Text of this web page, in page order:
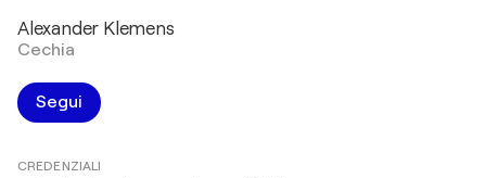
Alexander Klemens
Cechia
Segui
CREDENZIALI